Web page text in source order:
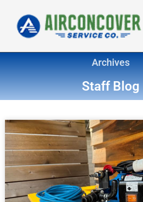
キ
Archives
Staff Blog
ペ
ー
ジ
ペ
ー
ジ
ペ
ー
ジ
ペ
ー
ジ